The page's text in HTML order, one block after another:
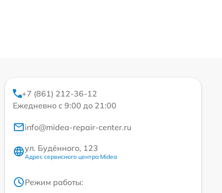
+7 (861) 212-36-12
Ежедневно с 9:00 до 21:00
info@midea-repair-center.ru
ул. Будённого, 123
Адрес сервисного центра Midea
Режим работы: